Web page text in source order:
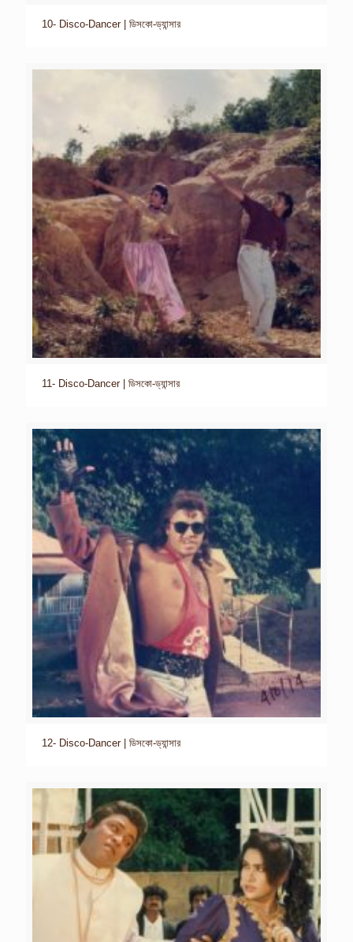
10- Disco-Dancer | ডিসকো-ড্যান্সার
11- Disco-Dancer | ডিসকো-ড্যান্সার
12- Disco-Dancer | ডিসকো-ড্যান্সার